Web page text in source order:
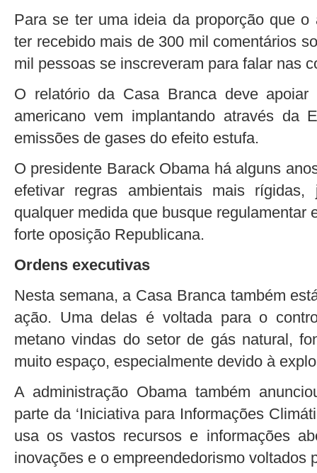
Para se ter uma ideia da proporção que o
ter recebido mais de 300 mil comentários
mil pessoas se inscreveram para falar nas
O relatório da Casa Branca deve
americano vem implantando através da
emissões de gases do efeito estufa.
O presidente Barack Obama há alguns
efetivar regras ambientais mais
qualquer medida que busque regulamentar
forte oposição Republicana.
Ordens executivas
Nesta semana, a Casa Branca também
ação. Uma delas é voltada para o
metano vindas do setor de gás natural,
muito espaço, especialmente devido à
A administração Obama também
parte da ‘Iniciativa para Informações
usa os vastos recursos e informações
inovações e o empreendedorismo voltados